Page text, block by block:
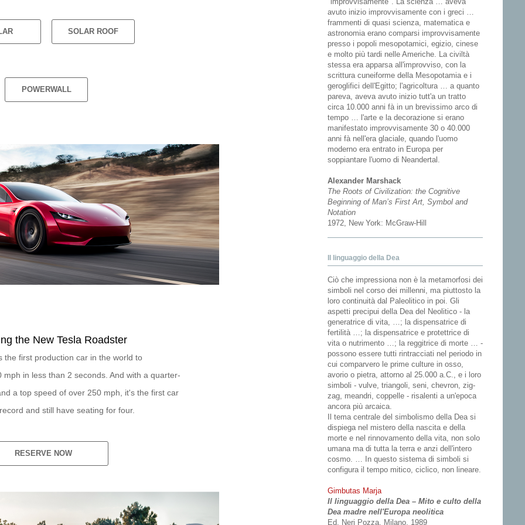
SOLAR ROOF
POWERWALL
the New Tesla Roadster
the first production car in the world to
in less than 2 seconds. And with a quarter-
a top speed of over 250 mph, it's the first car
and still have seating for four.
RESERVE NOW
avuto inizio improvvisamente con i greci …
frammenti di quasi scienza, matematica e
astronomia erano comparsi improvvisamente
presso i popoli mesopotamici, egizio, cinese
e molto più tardi nelle Americhe. La civiltà
stessa era apparsa all'improvviso, con la
scrittura cuneiforme della Mesopotamia e i
geroglifici dell'Egitto; l'agricoltura … a quanto
pareva, aveva avuto inizio tutt'a un tratto
circa 10.000 anni fà in un brevissimo arco di
tempo … l'arte e la decorazione si erano
manifestato improvvisamente 30 o 40.000
anni fà nell'era glaciale, quando l'uomo
moderno era entrato in Europa per
soppiantare l'uomo di Neandertal.
Alexander Marshack
The Roots of Civilization: the Cognitive
Beginning of Man’s First Art, Symbol and
Notation
1972, New York: McGraw-Hill
Il linguaggio della Dea
Ciò che impressiona non è la metamorfosi dei
simboli nel corso dei millenni, ma piuttosto la
loro continuità dal Paleolitico in poi. Gli
aspetti precipui della Dea del Neolitico - la
generatrice di vita, …; la dispensatrice di
fertilità …; la dispensatrice e protettrice di
vita o nutrimento …; la reggitrice di morte … -
possono essere tutti rintracciati nel periodo in
cui comparvero le prime culture in osso,
avorio o pietra, attorno al 25.000 a.C., e i loro
simboli - vulve, triangoli, seni, chevron, zig-
zag, meandri, coppelle - risalenti a un'epoca
ancora più arcaica.
Il tema centrale del simbolismo della Dea si
dispiega nel mistero della nascita e della
morte e nel rinnovamento della vita, non solo
umana ma di tutta la terra e anzi dell'intero
cosmo. … In questo sistema di simboli si
configura il tempo mitico, ciclico, non lineare.
Gimbutas Marja
Il linguaggio della Dea – Mito e culto della
Dea madre nell'Europa neolitica
Ed. Neri Pozza, Milano, 1989